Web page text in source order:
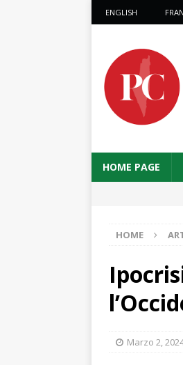
ENGLISH
HOME PAGE
HOME
Marzo 2,